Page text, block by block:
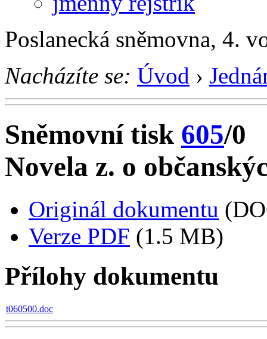
Poslanecká sněmovna, 4.
Nacházíte se: Úvod ›
Sněmovní tisk 605/0
Novela z. o
Originál dokumentu
Verze PDF (1.5 MB)
Přílohy dokumentu
t060500.doc